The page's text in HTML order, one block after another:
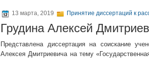
13 марта, 2019 Принятие диссертаций к
Грудина Алексей
Представлена диссертация на соискание
Алексея Дмитриевича на тему